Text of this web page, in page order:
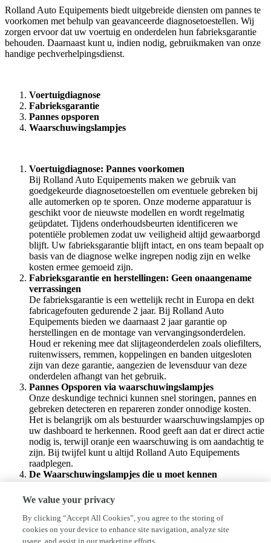
Rolland Auto Equipements biedt uitgebreide diensten om pannes te
voorkomen met behulp van geavanceerde diagnosetoestellen. Wij
zorgen ervoor dat uw voertuig en onderdelen hun fabrieksgarantie
behouden. Daarnaast kunt u, indien nodig, gebruikmaken van onze
handige pechverhelpingsdienst.
Voertuigdiagnose
Fabrieksgarantie
Pannes opsporen
Waarschuwingslampjes
Voertuigdiagnose: Pannes voorkomen
Bij Rolland Auto Equipements maken we gebruik van
goedgekeurde diagnosetoestellen om eventuele gebreken bij
alle automerken op te sporen. Onze moderne apparatuur is
geschikt voor de nieuwste modellen en wordt regelmatig
geüpdatet. Tijdens onderhoudsbeurten identificeren we
potentiële problemen zodat uw veiligheid altijd gewaarborgd
blijft. Uw fabrieksgarantie blijft intact, en ons team bepaalt op
basis van de diagnose welke ingrepen nodig zijn en welke
kosten ermee gemoeid zijn.
Fabrieksgarantie en herstellingen: Geen onaangename
verrassingen
De fabrieksgarantie is een wettelijk recht in Europa en dekt
fabricagefouten gedurende 2 jaar. Bij Rolland Auto
Equipements bieden we daarnaast 2 jaar garantie op
herstellingen en de montage van vervangingsonderdelen.
Houd er rekening mee dat slijtageonderdelen zoals oliefilters,
ruitenwissers, remmen, koppelingen en banden uitgesloten
zijn van deze garantie, aangezien de levensduur van deze
onderdelen afhangt van het gebruik.
Pannes Opsporen via waarschuwingslampjes
Onze deskundige technici kunnen snel storingen, pannes en
gebreken detecteren en repareren zonder onnodige kosten.
Het is belangrijk om als bestuurder waarschuwingslampjes op
uw dashboard te herkennen. Rood geeft aan dat er direct actie
nodig is, terwijl oranje een waarschuwing is om aandachtig te
zijn. Bij twijfel kunt u altijd Rolland Auto Equipements
raadplegen.
De Waarschuwingslampjes die u moet kennen
Groene, blauwe en witte lampjes geven aan dat alles goed
functioneert. Oranje lampjes wijzen op een mogelijke storing,
terwijl rode lampjes aangeven dat er onmiddellijk gehandeld
moet worden. Bij het zien van een rood lampje stop dan direct
en bel de pechverhelpingsdienst van Rolland Auto
Equipements voor directe assistentie.
We value your privacy
By clicking “Accept All Cookies”, you agree to the storing of
cookies on your device to enhance site navigation, analyze site
usage, and assist in our marketing efforts.